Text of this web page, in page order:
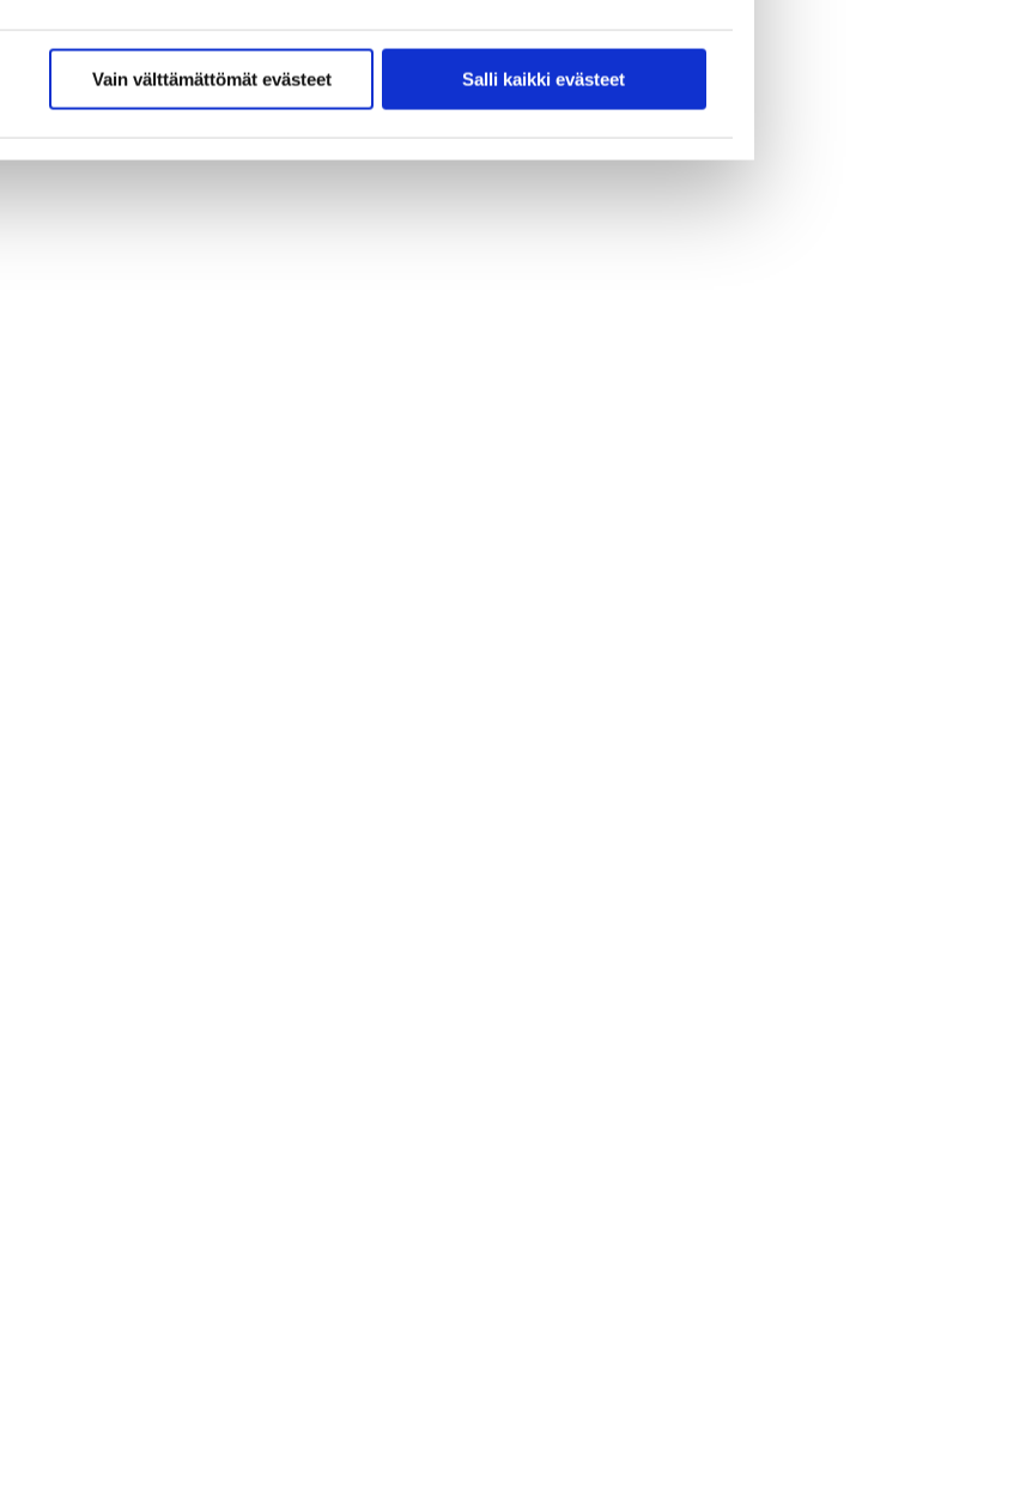
Vain välttämättömät evästeet Salli kaikki evästeet